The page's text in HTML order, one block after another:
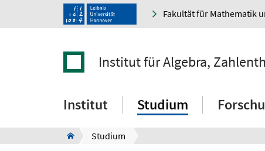
Fakultät für Mathematik
Institut für Algebra,
Institut Studium
Studium